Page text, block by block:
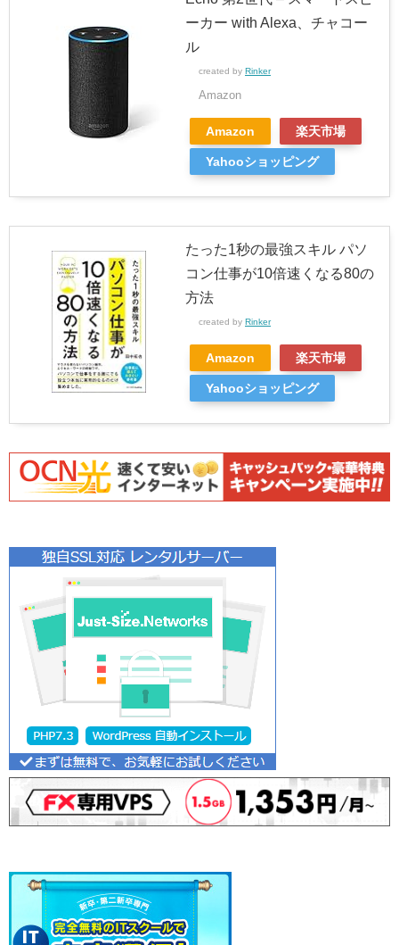
ーカー with Alexa、チャコー
ル
created by Rinker
Amazon
Amazon 楽天市場
Yahooショッピング
たった1秒の最強スキル パソ
コン仕事が10倍速くなる80の
方法
created by Rinker
Amazon 楽天市場
Yahooショッピング